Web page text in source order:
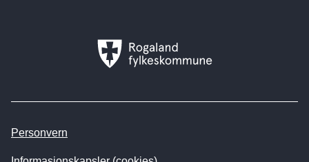
Rogaland
fylkeskommune
Personvern